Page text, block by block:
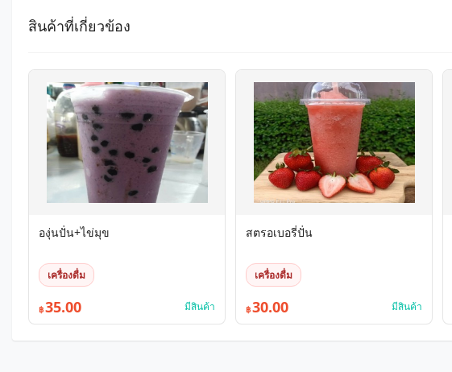
สินค้าที่เกี่ยวข้อง
องุ่นปั่น+ไข่มุข
เครื่องดื่ม
฿35.00 มีสินค้า
สตรอเบอรี่ปั่น
เครื่องดื่ม
฿30.00 มีสินค้า